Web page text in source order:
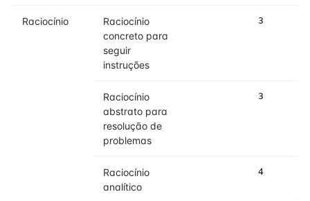
Raciocínio
Raciocínio
concreto para
seguir
instruções
3
Raciocínio
abstrato para
resolução de
problemas
3
Raciocínio
analítico
4